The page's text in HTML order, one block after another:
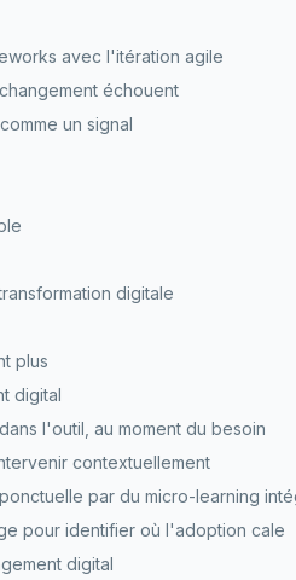
avec l'itération agile
échouent
un signal
digitale
plus
digital
l'outil, au moment du besoin
contextuellement
par du micro-learning
pour identifier où l'adoption cale
digital